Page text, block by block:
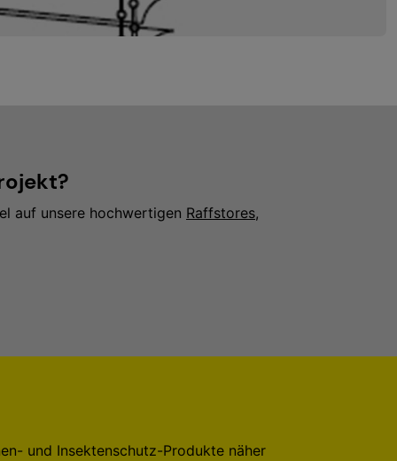
auf unsere hochwertigen Raffstores,
und Insektenschutz-Produkte näher